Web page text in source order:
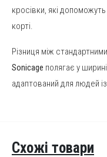
кросівки, які
корті.
Різниця між
Sonicage полягає у
адаптований для людей
Схожі товари